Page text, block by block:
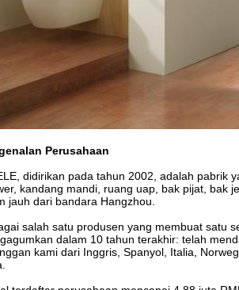
Perusahaan
didirikan pada tahun 2002, adalah pabrik
kandang mandi, ruang uap, bak pijat, bak
jauh dari bandara Hangzhou.
salah satu produsen yang membuat satu
dalam 10 tahun terakhir: telah
kami dari Inggris, Spanyol, Italia,